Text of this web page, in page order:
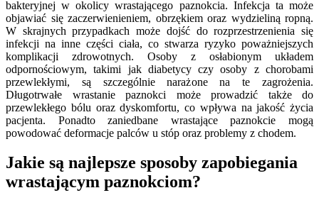
bakteryjnej w okolicy wrastającego paznokcia. Infekcja ta może
objawiać się zaczerwienieniem, obrzękiem oraz wydzieliną ropną.
W skrajnych przypadkach może dojść do rozprzestrzenienia się
infekcji na inne części ciała, co stwarza ryzyko poważniejszych
komplikacji zdrowotnych. Osoby z osłabionym układem
odpornościowym, takimi jak diabetycy czy osoby z chorobami
przewlekłymi, są szczególnie narażone na te zagrożenia.
Długotrwałe wrastanie paznokci może prowadzić także do
przewlekłego bólu oraz dyskomfortu, co wpływa na jakość życia
pacjenta. Ponadto zaniedbane wrastające paznokcie mogą
powodować deformacje palców u stóp oraz problemy z chodem.
Jakie są najlepsze sposoby zapobiegania
wrastającym paznokciom?